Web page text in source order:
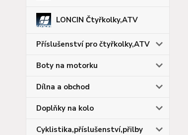
LONCIN Čtyřkolky,ATV
Příslušenství pro čtyřkolky,ATV
Boty na motorku
Dílna a obchod
Doplňky na kolo
Cyklistika,příslušenství,přilby